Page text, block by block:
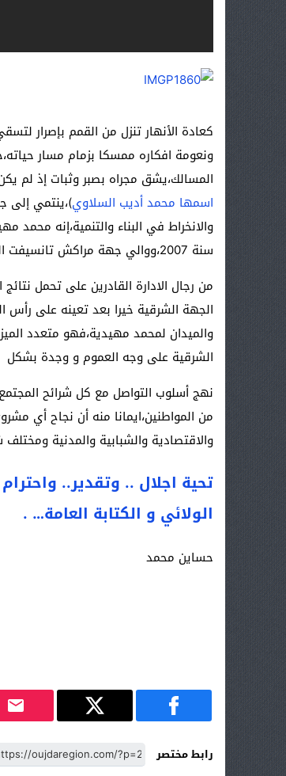
كعادة الأنهار تنزل من القمم بإصرار
ونعومة افكاره ممسكا بزمام مسار
المسالك،يشق مجراه بصبر وثبات إذ لم
اسمها محمد أديب السلاوي)،ينتمي إلى
سنة 2007،ووالي جهة مراكش تانسيفت الحوز سنة 2010،ووالي الجهة الشرقية سنة 2012.
من رجال الادارة القادرين على تحمل
والميدان لمحمد مهيدية،فهو متعدد
الشرقية على وجه العموم و وجدة بشكل
نهج أسلوب التواصل مع كل شرائح
من المواطنين،ايمانا منه أن نجاح أي
والاقتصادية والشبابية والمدنية
تحية اجلال .. وتقدير..
الولائي و الكتابة العامة… .
حساين محمد
رابط مختصر